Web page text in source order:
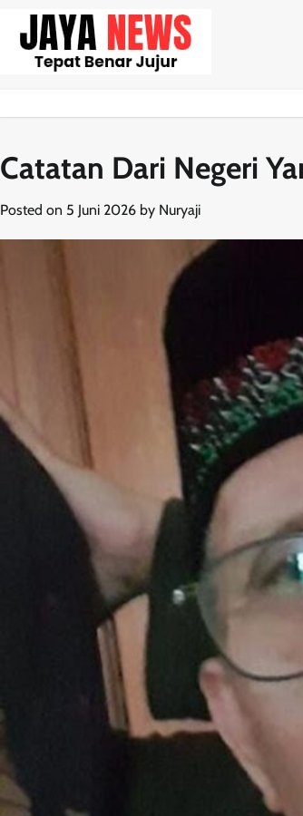
content
Catatan Dari Negeri
Posted on 5 Juni 2026 by Nuryaji